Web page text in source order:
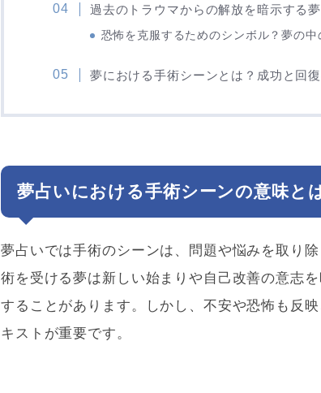
過去のトラウマからの解放を暗示する
恐怖を克服するためのシンボル？夢の中
夢における手術シーンとは？成功と回
夢占いにおける手術シーンの意味と
夢占いでは手術のシーンは、問題や悩みを取り
術を受ける夢は新しい始まりや自己改善の意志
することがあります。しかし、不安や恐怖も反
キストが重要です。